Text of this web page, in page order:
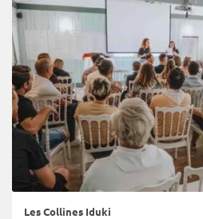
Les Collines Iduki